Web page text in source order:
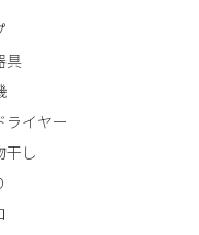
を呼び起こされること
えるでしょう。
さを体験してみてくだ
が私たちの提供する"箱
具
ライヤー
干し